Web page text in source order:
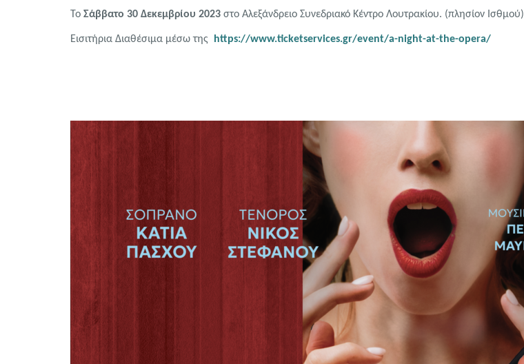
Το Σάββατο 30 Δεκεμβρίου 2023 στο Αλεξάνδρειο Συνεδριακό Κέντρο Λουτρακίου. (πλησίον Ισθμού)
Εισιτήρια Διαθέσιμα μέσω της https://www.ticketservices.gr/event/a-night-at-the-opera/